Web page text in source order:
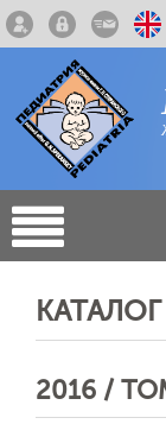
КАТАЛОГ
2016 /